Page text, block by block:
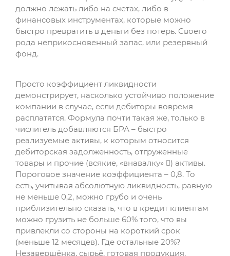
должно лежать либо на счетах, либо в
финансовых инструментах, которые можно
быстро превратить в деньги без потерь. Своего
рода неприкосновенный запас, или резервный
фонд.
Просто коэффициент ликвидности
демонстрирует, насколько устойчиво положение
компании в случае, если дебиторы вовремя
расплатятся. Формула почти такая же, только в
числитель добавляются БРА – быстро
реализуемые активы, к которым относится
дебиторская задолженность, отгруженные
товары и прочие (всякие, «внавалку» ) активы.
Пороговое значение коэффициента – 0,8. То
есть, учитывая абсолютную ликвидность, равную
не меньше 0,2, можно грубо и очень
приблизительно сказать, что в кредит клиентам
можно грузить не больше 60% того, что вы
привлекли со стороны на короткий срок
(меньше 12 месяцев). Где остальные 20%?
Незавершёнка, сырьё, готовая продукция,